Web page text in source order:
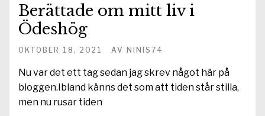
Berättade om mitt liv i
Ödeshög
OKTOBER 18, 2021 AV NINIS74
Nu var det ett tag sedan jag skrev något här på
bloggen.Ibland känns det som att tiden står stilla,
men nu rusar tiden